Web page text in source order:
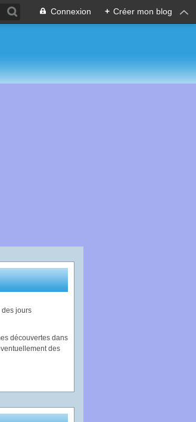
Connexion + Créer mon blog
des jours
découvertes dans
des